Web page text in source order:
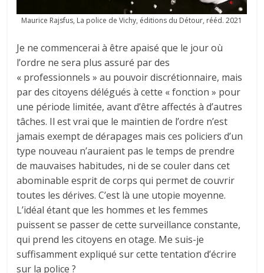
Maurice Rajsfus, La police de Vichy, éditions du Détour, rééd. 2021
Je ne commencerai à être apaisé que le jour où
l’ordre ne sera plus assuré par des
« professionnels » au pouvoir discrétionnaire, mais
par des citoyens délégués à cette « fonction » pour
une période limitée, avant d’être affectés à d’autres
tâches. Il est vrai que le maintien de l’ordre n’est
jamais exempt de dérapages mais ces policiers d’un
type nouveau n’auraient pas le temps de prendre
de mauvaises habitudes, ni de se couler dans cet
abominable esprit de corps qui permet de couvrir
toutes les dérives. C’est là une utopie moyenne.
L’idéal étant que les hommes et les femmes
puissent se passer de cette surveillance constante,
qui prend les citoyens en otage. Me suis-je
suffisamment expliqué sur cette tentation d’écrire
sur la police ?